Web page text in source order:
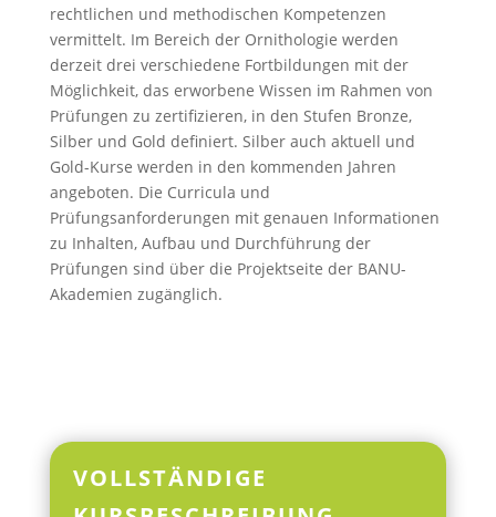
rechtlichen und methodischen Kompetenzen
vermittelt. Im Bereich der Ornithologie werden
derzeit drei verschiedene Fortbildungen mit der
Möglichkeit, das erworbene Wissen im Rahmen von
Prüfungen zu zertifizieren, in den Stufen Bronze,
Silber und Gold definiert. Silber auch aktuell und
Gold-Kurse werden in den kommenden Jahren
angeboten. Die Curricula und
Prüfungsanforderungen mit genauen Informationen
zu Inhalten, Aufbau und Durchführung der
Prüfungen sind über die Projektseite der BANU-
Akademien zugänglich.
VOLLSTÄNDIGE